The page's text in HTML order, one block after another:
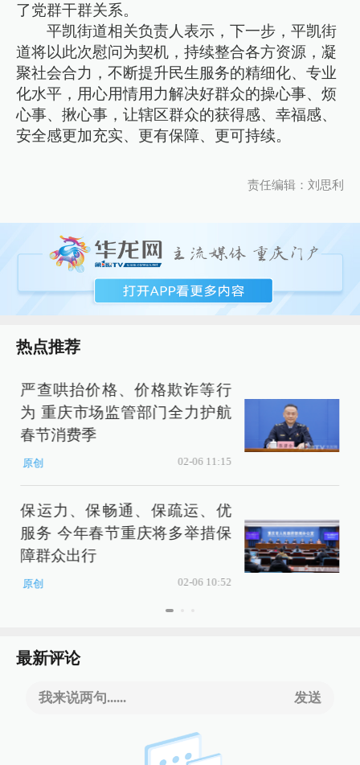
了党群干群关系。
平凯街道相关负责人表示，下一步，平凯街
道将以此次慰问为契机，持续整合各方资源，凝
聚社会合力，不断提升民生服务的精细化、专业
化水平，用心用情用力解决好群众的操心事、烦
心事、揪心事，让辖区群众的获得感、幸福感、
安全感更加充实、更有保障、更可持续。
责任编辑：刘思利
热点推荐
严查哄抬价格、价格欺诈等行
为 重庆市场监管部门全力护航
春节消费季
原创 02-06 11:15
保运力、保畅通、保疏运、优
服务 今年春节重庆将多举措保
障群众出行
原创 02-06 10:52
最新评论
我来说两句...... 发送